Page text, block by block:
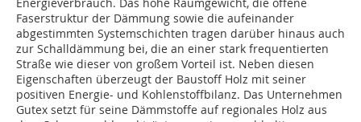
Energieverbrauch. Das hohe Raumgewicht, die offene
Faserstruktur der Dämmung sowie die aufeinander
abgestimmten Systemschichten tragen darüber hinaus auch
zur Schalldämmung bei, die an einer stark frequentierten
Straße wie dieser von großem Vorteil ist. Neben diesen
Eigenschaften überzeugt der Baustoff Holz mit seiner
positiven Energie- und Kohlenstoffbilanz. Das Unternehmen
Gutex setzt für seine Dämmstoffe auf regionales Holz aus